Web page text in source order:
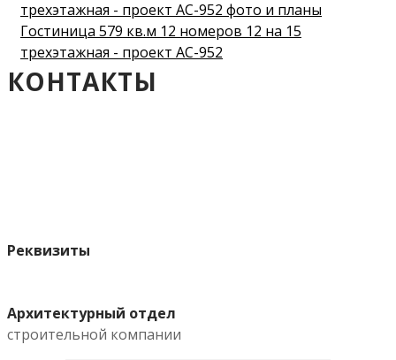
Гостиница 579 кв.м 12 номеров 12 на 15
трехэтажная - проект АС-952
КОНТАКТЫ
Реквизиты
Архитектурный отдел
строительной компании